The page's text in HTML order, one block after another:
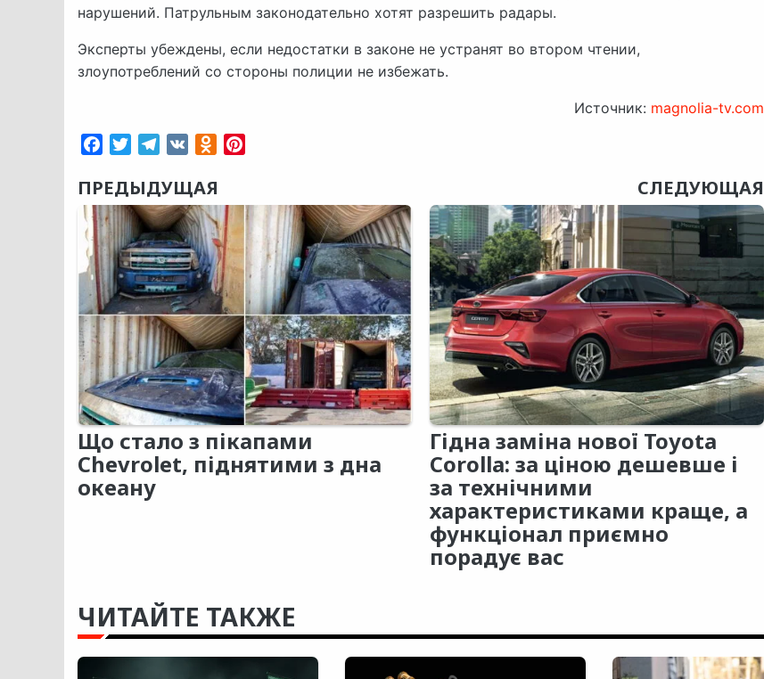
нарушений. Патрульным законодательно хотят разрешить радары.
Эксперты убеждены, если недостатки в законе не устранят во втором чтении,
злоупотреблений со стороны полиции не избежать.
Источник: magnolia-tv.com
FacebookTwitterTelegram
VK Odnoklassniki
ПРЕДЫДУЩАЯ
Що стало з пікапами
Chevrolet, піднятими з дна
океану
СЛЕДУЮЩАЯ
Гідна заміна нової Toyota
Corolla: за ціною дешевше і
за технічними
характеристиками краще, а
функціонал приємно
порадує вас
ЧИТАЙТЕ ТАКЖЕ